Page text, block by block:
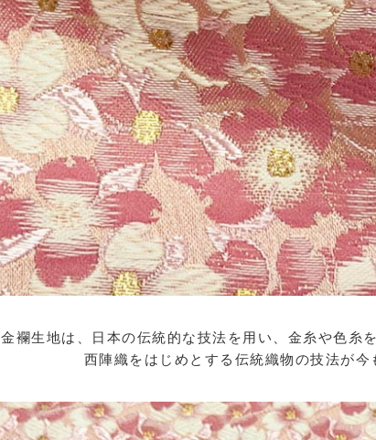
金襴生地は、日本の伝統的な技法を用い、金糸や色糸
西陣織をはじめとする伝統織物の技法が今